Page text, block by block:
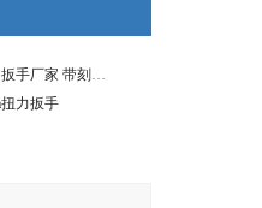
扭矩扳手4000N.m扭力扳手厂家 带刻度扭矩预置式扳手
力扳手